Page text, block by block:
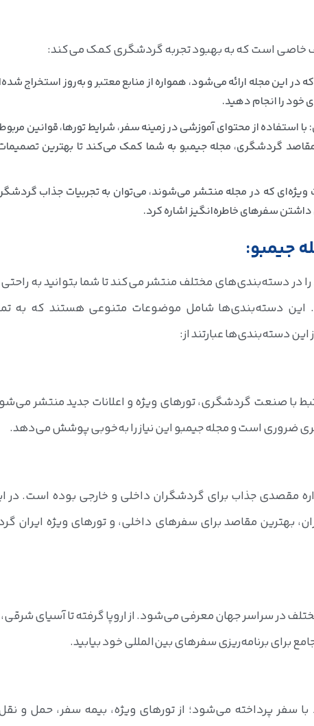
خاصی است که به بهبود تجربه گردشگری کمک می‌کند:
که در این مجله ارائه می‌شود، همواره از منابع معتبر و به‌روز استخراج
خود را انجام دهید.
از محتوای آموزشی در زمینه سفر، شرایط تورها، قوانین
گردشگری، مجله جیمبو به شما کمک می‌کند تا بهترین تصمیمات
ویژه‌ای که در مجله منتشر می‌شوند، می‌توان به تجربیات جذاب
سفرهای خاطره‌انگیز اشاره کرد.
جیمبو:
در دسته‌بندی‌های مختلف منتشر می‌کند تا شما بتوانید به راحتی
این دسته‌بندی‌ها شامل موضوعات متنوعی هستند که به
دسته‌بندی‌ها عبارتند از:
با صنعت گردشگری، تورهای ویژه و اعلانات جدید منتشر
ضروری است و مجله جیمبو این نیاز را به‌خوبی پوشش می‌دهد.
مقصدی جذاب برای گردشگران داخلی و خارجی بوده است. در
بهترین مقاصد برای سفرهای داخلی، و تورهای ویژه ایران
در سراسر جهان معرفی می‌شود. از اروپا گرفته تا آسیای
برای برنامه‌ریزی سفرهای بین‌المللی خود بیابید.
سفر پرداخته می‌شود؛ از تورهای ویژه، بیمه سفر، حمل و